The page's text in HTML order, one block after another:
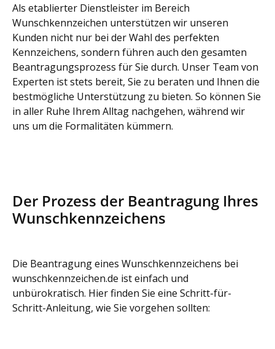
Als etablierter Dienstleister im Bereich
Wunschkennzeichen unterstützen wir unseren
Kunden nicht nur bei der Wahl des perfekten
Kennzeichens, sondern führen auch den gesamten
Beantragungsprozess für Sie durch. Unser Team von
Experten ist stets bereit, Sie zu beraten und Ihnen die
bestmögliche Unterstützung zu bieten. So können Sie
in aller Ruhe Ihrem Alltag nachgehen, während wir
uns um die Formalitäten kümmern.
Der Prozess der Beantragung Ihres
Wunschkennzeichens
Die Beantragung eines Wunschkennzeichens bei
wunschkennzeichen.de ist einfach und
unbürokratisch. Hier finden Sie eine Schritt-für-
Schritt-Anleitung, wie Sie vorgehen sollten: